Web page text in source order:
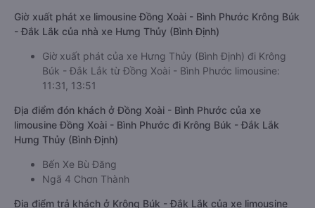
Giờ xuất phát xe limousine Đồng Xoài - Bình Phước Krông Búk
- Đắk Lắk của nhà xe Hưng Thủy (Bình Định)
Giờ xuất phát của xe Hưng Thủy (Bình Định) đi Krông
Búk - Đắk Lắk từ Đồng Xoài - Bình Phước limousine:
11:31, 13:51
Địa điểm đón khách ở Đồng Xoài - Bình Phước của xe
limousine Đồng Xoài - Bình Phước đi Krông Búk - Đắk Lắk
Hưng Thủy (Bình Định)
Bến Xe Bù Đăng
Ngã 4 Chơn Thành
Địa điểm trả khách ở Krông Búk - Đắk Lắk của xe limousine